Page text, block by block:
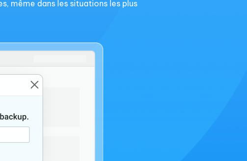
même dans les situations les plus